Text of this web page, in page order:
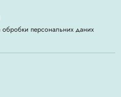
обробки персональних даних